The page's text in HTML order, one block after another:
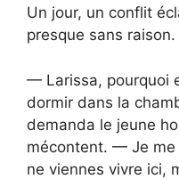
Un jour, un conflit
presque sans raison.
— Larissa, pourquoi
dormir dans la
demanda le jeune
mécontent. — Je me
ne viennes vivre ici,